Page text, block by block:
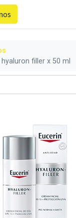
filler x 50 ml